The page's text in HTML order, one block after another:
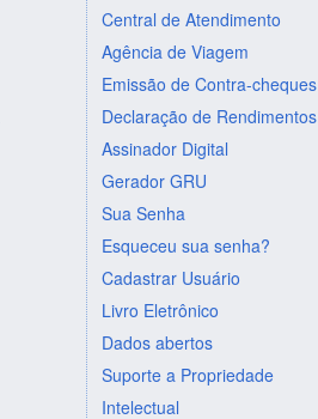
Central de Atendimento
Agência de Viagem
Emissão de Contra-cheques
Declaração de Rendimentos
Assinador Digital
Gerador GRU
Sua Senha
Esqueceu sua senha?
Cadastrar Usuário
Livro Eletrônico
Dados abertos
Suporte a Propriedade
Intelectual